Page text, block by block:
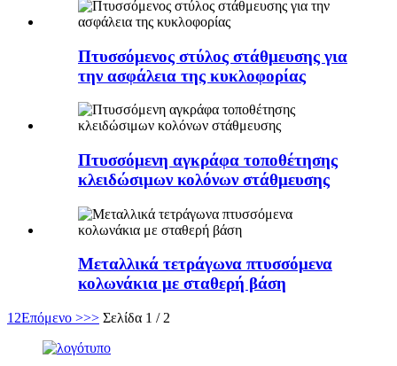
Πτυσσόμενος στύλος στάθμευσης για
την ασφάλεια της κυκλοφορίας
Πτυσσόμενη αγκράφα τοποθέτησης
κλειδώσιμων κολόνων στάθμευσης
Μεταλλικά τετράγωνα πτυσσόμενα
κολωνάκια με σταθερή βάση
1 2Επόμενο >>> Σελίδα 1 / 2